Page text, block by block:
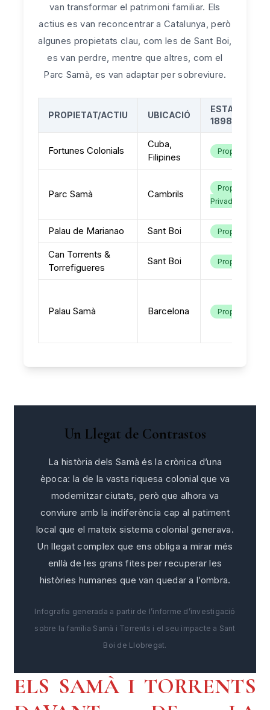
van transformar el patrimoni familiar. Els
actius es van reconcentrar a Catalunya, però
algunes propietats clau, com les de Sant Boi,
es van perdre, mentre que altres, com el
Parc Samà, es van adaptar per sobreviure.
PROPIETAT/ACTIU UBICACIÓ
ESTAT EN
1898
Fortunes Colonials
Cuba,
Filipines
Propietat
Parc Samà Cambrils
Propietat
Privada
Palau de Marianao Sant Boi Propietat
Can Torrents &
Torrefigueres
Sant Boi Propietat
Palau Samà Barcelona Propietat
Un Llegat de Contrastos
La història dels Samà és la crònica d’una
època: la de la vasta riquesa colonial que va
modernitzar ciutats, però que alhora va
conviure amb la indiferència cap al patiment
local que el mateix sistema colonial generava.
Un llegat complex que ens obliga a mirar més
enllà de les grans fites per recuperar les
històries humanes que van quedar a l’ombra.
Infografia generada a partir de l’informe d’investigació
sobre la família Samà i Torrents i el seu impacte a Sant
Boi de Llobregat.
ELS SAMÀ I TORRENTS